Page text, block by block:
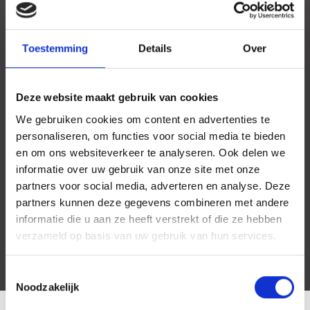
Toestemming Details Over
Deze website maakt gebruik van cookies
We gebruiken cookies om content en advertenties te
personaliseren, om functies voor social media te bieden
en om ons websiteverkeer te analyseren. Ook delen we
informatie over uw gebruik van onze site met onze
partners voor social media, adverteren en analyse. Deze
partners kunnen deze gegevens combineren met andere
informatie die u aan ze heeft verstrekt of die ze hebben
verzameld op basis van uw gebruik van hun services.
Noodzakelijk